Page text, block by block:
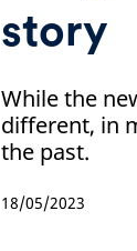
story
While the
different, in
the past.
18/05/2023